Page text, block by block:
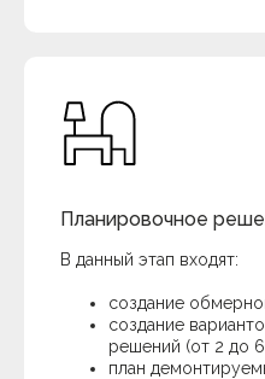
Планировочное
В данный этап входят:
создание
создание
решений (от 2 до
план